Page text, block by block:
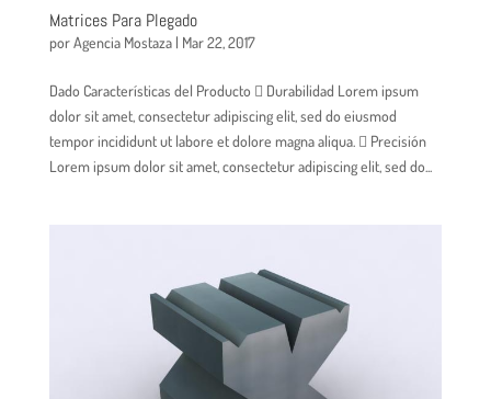
Matrices Para Plegado
porAgencia Mostaza| Mar 22, 2017
Dado Características del Producto  Durabilidad Lorem ipsum
dolor sit amet, consectetur adipiscing elit, sed do eiusmod
tempor incididunt ut labore et dolore magna aliqua.  Precisión
Lorem ipsum dolor sit amet, consectetur adipiscing elit, sed do...